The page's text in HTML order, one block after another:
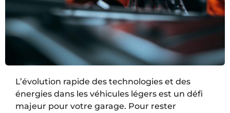
L’évolution rapide des technologies et des
énergies dans les véhicules légers est un défi
majeur pour votre garage. Pour rester